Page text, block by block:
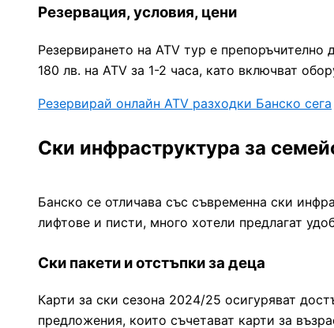
Резервация, условия, цени
Резервирането на ATV тур е
180 лв. на ATV за 1-2 часа, като включват
Резервирай онлайн ATV разходки Банско сега
Ски инфраструктура за
Банско се отличава със съвременна ски
лифтове и писти, много хотели предлагат
Ски пакети и отстъпки за деца
Карти за ски сезона 2024/25 осигуряват
предложения, които съчетават карти за